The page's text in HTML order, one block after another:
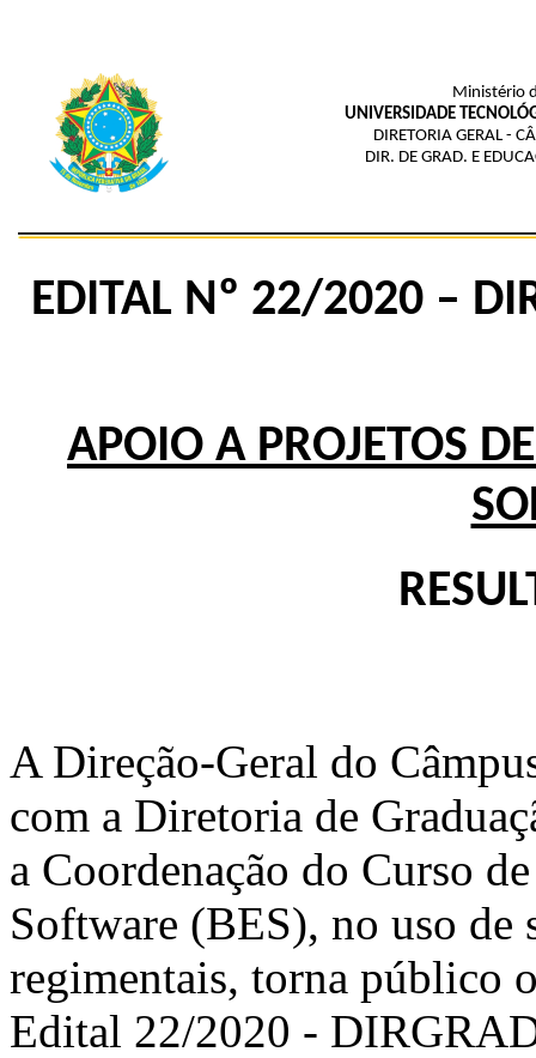
Ministério
UNIVERSIDADE
DIRETORIA GERAL -
DIR. DE GRAD. E
EDITAL Nº 22/2020 –
APOIO A PROJETOS
A Direção-Geral do
com a Diretoria de
a Coordenação do Curso
Software (BES), no uso de
regimentais, torna público
Edital 22/2020 -